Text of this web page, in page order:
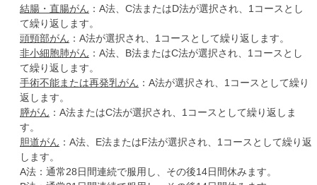
結腸・直腸がん ：A法、C法またはD法が選択され、1コースとし
て繰り返します。
頭頸部がん ：A法が選択され、1コースとして繰り返します。
非小細胞肺がん ：A法、B法またはC法が選択され、1コースとし
て繰り返します。
手術不能または再発乳がん ：A法が選択され、1コースとして繰り
返します。
膵がん ：A法またはC法が選択され、1コースとして繰り返しま
す。
胆道がん ：A法、E法またはF法が選択され、1コースとして繰り返
します。
A法：通常28日間連続で服用し、その後14日間休みます。